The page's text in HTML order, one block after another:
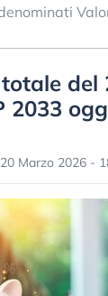
del
2033
20 Marzo 2026 -